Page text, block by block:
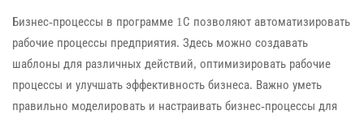
Бизнес-процессы в программе 1С позволяют автоматизировать
рабочие процессы предприятия. Здесь можно создавать
шаблоны для различных действий, оптимизировать рабочие
процессы и улучшать эффективность бизнеса. Важно уметь
правильно моделировать и настраивать бизнес-процессы для